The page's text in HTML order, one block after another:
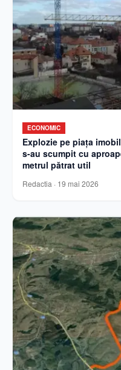
ECONOMIC
Explozie pe piața
s-au scumpit cu
metrul pătrat util
Redactia · 19 mai 2026